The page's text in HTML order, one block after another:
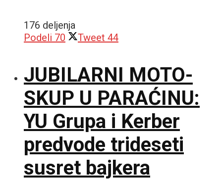
176 deljenja
Podeli 70 Tweet 44
JUBILARNI MOTO-
SKUP U PARAĆINU:
YU Grupa i Kerber
predvode trideseti
susret bajkera